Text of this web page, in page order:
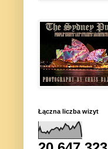
Łączna liczba wizyt